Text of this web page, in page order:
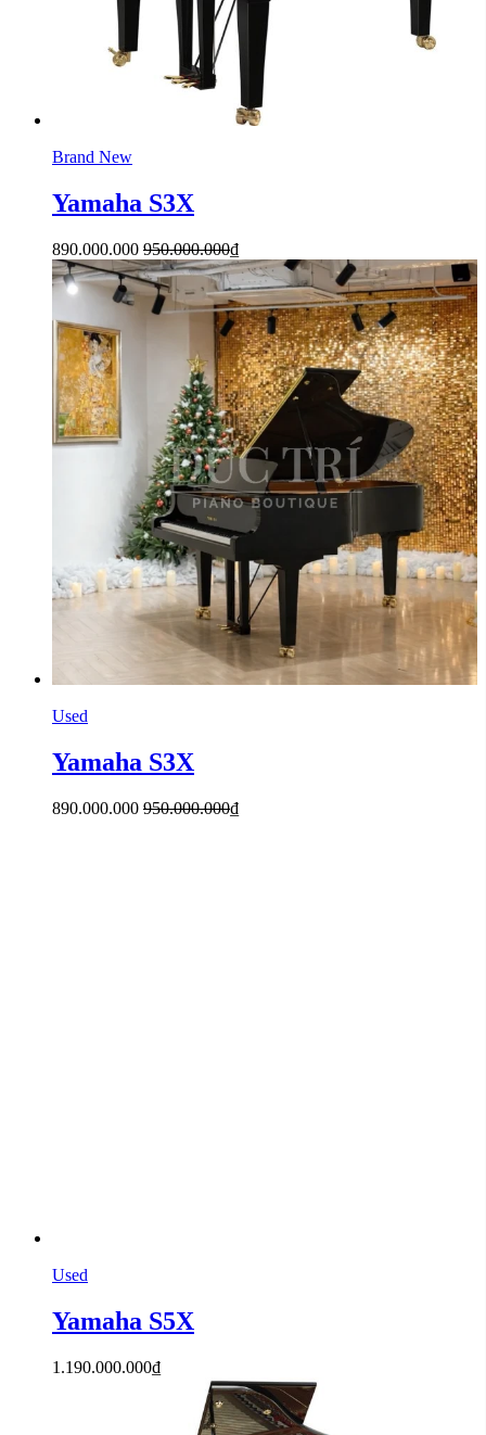
Brand New
Yamaha S3X
890.000.000 950.000.000₫
Used
Yamaha S3X
890.000.000 950.000.000₫
Used
Yamaha S5X
1.190.000.000₫